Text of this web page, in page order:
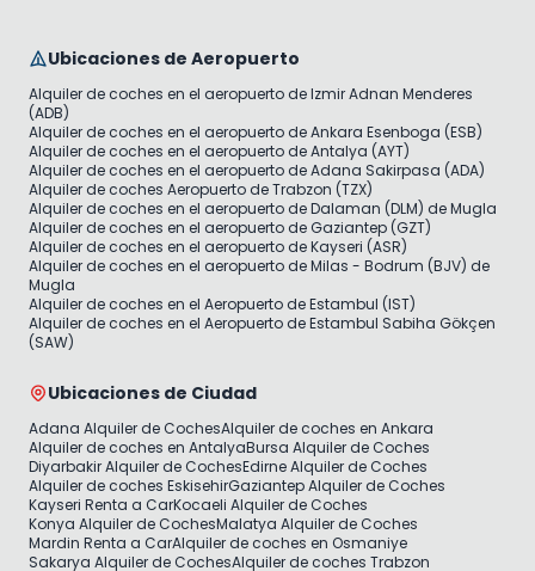
Ubicaciones de Aeropuerto
Alquiler de coches en el aeropuerto de Izmir Adnan Menderes
(ADB)
Alquiler de coches en el aeropuerto de Ankara Esenboga (ESB)
Alquiler de coches en el aeropuerto de Antalya (AYT)
Alquiler de coches en el aeropuerto de Adana Sakirpasa (ADA)
Alquiler de coches Aeropuerto de Trabzon (TZX)
Alquiler de coches en el aeropuerto de Dalaman (DLM) de Mugla
Alquiler de coches en el aeropuerto de Gaziantep (GZT)
Alquiler de coches en el aeropuerto de Kayseri (ASR)
Alquiler de coches en el aeropuerto de Milas - Bodrum (BJV) de
Mugla
Alquiler de coches en el Aeropuerto de Estambul (IST)
Alquiler de coches en el Aeropuerto de Estambul Sabiha Gökçen
(SAW)
Ubicaciones de Ciudad
Adana Alquiler de CochesAlquiler de coches en Ankara
Alquiler de coches en AntalyaBursa Alquiler de Coches
Diyarbakir Alquiler de CochesEdirne Alquiler de Coches
Alquiler de coches EskisehirGaziantep Alquiler de Coches
Kayseri Renta a CarKocaeli Alquiler de Coches
Konya Alquiler de CochesMalatya Alquiler de Coches
Mardin Renta a CarAlquiler de coches en Osmaniye
Sakarya Alquiler de CochesAlquiler de coches Trabzon